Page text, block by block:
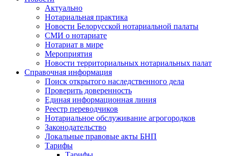
Актуально
Нотариальная практика
Новости Белорусской нотариальной палаты
СМИ о нотариате
Нотариат в мире
Мероприятия
Новости территориальных нотариальных палат
Справочная информация
Поиск открытого наследственного дела
Проверить доверенность
Единая информационная линия
Реестр переводчиков
Нотариальное обслуживание агрогородков
Законодательство
Локальные правовые акты БНП
Тарифы